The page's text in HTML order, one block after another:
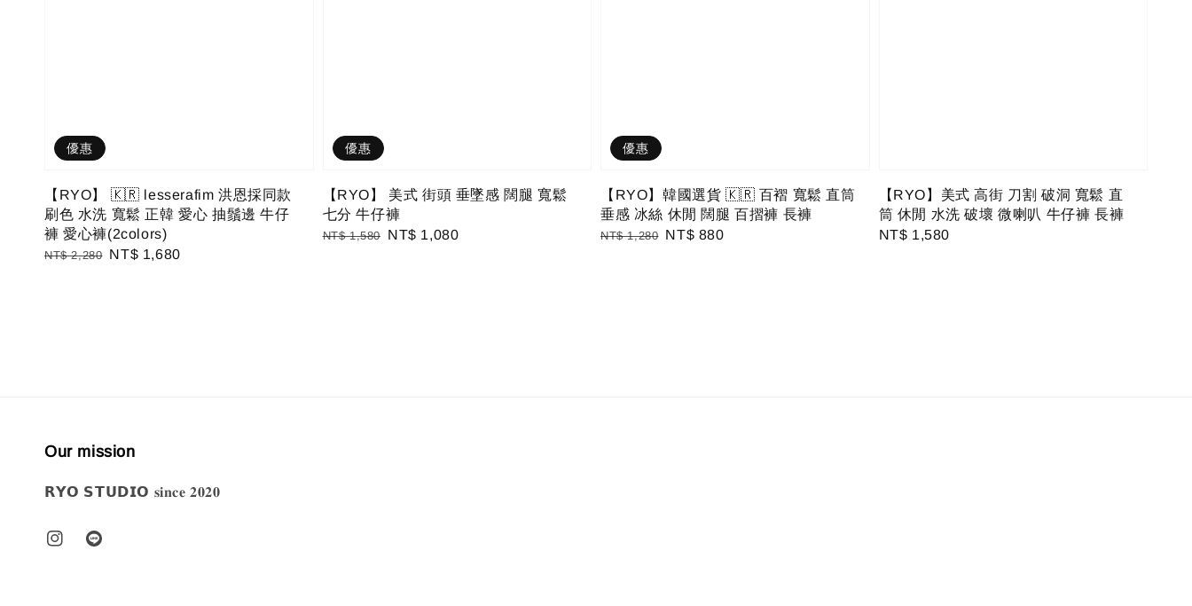
優惠
【RYO】 🇰🇷 lesserafim 洪恩採同款
刷色 水洗 寬鬆 正韓 愛心 抽鬚邊 牛仔
褲 愛心褲(2colors)
Regular
NT$ 2,280 Sale
NT$ 1,680
優惠
【RYO】 美式 街頭 垂墜感 闊腿 寬鬆
七分 牛仔褲
Regular
NT$ 1,580
Sale
NT$ 1,080
優惠
【RYO】韓國選貨 🇰🇷 百褶 寬鬆 直筒
垂感 冰絲 休閒 闊腿 百摺褲 長褲
Regular
NT$ 1,280 Sale
NT$ 880
【RYO】美式 高街 刀割 破洞 寬鬆 直
筒 休閒 水洗 破壞 微喇叭 牛仔褲 長褲
Regular
NT$ 1,580
Our mission
𝗥𝗬𝗢 𝗦𝗧𝗨𝗗𝗜𝗢 𝐬𝐢𝐧𝐜𝐞 𝟐𝟎𝟐𝟎